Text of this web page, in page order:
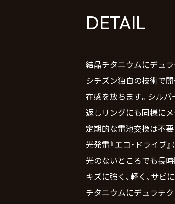
DETAIL
結晶チタニウムにデュ
シチズン独自の技術で
在感を放ちます。シル
返しリングにも同様に
定期的な電池交換は不要
光発電『エコ・ドライブ
光のないところでも長
キズに強く、軽く、サビ
チタニウムにデュラテ